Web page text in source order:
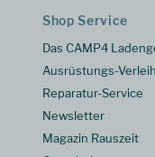
Shop Service
Das CAMP4
Ausrüstungs-Verleih
Reparatur-Service
Newsletter
Magazin Rauszeit